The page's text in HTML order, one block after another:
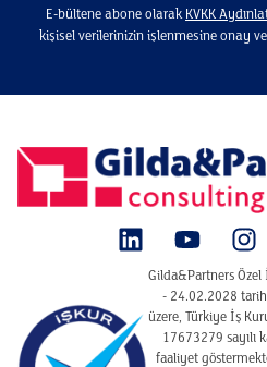
E-bültene abone olarak KVKK
kişisel verilerinizin işlenmesine onay
Gilda&Partners
- 24.02.2028
üzere, Türkiye İş
17673279 sayılı
faaliyet